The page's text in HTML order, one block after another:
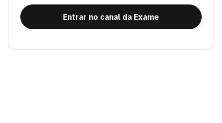
Entrar no canal da Exame